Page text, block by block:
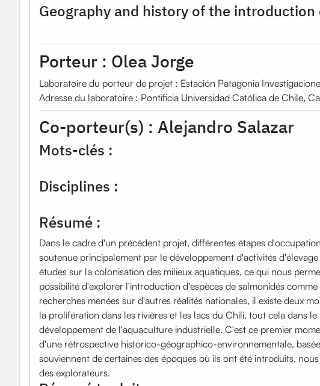
Geography and history of the
Porteur : Olea Jorge
Laboratoire du porteur de projet : Estación Patagonia
Adresse du laboratoire : Pontificia Universidad Católica de Chile,
Co-porteur(s) : Alejandro Salazar
Mots-clés :
Disciplines :
Résumé :
Dans le cadre d'un précédent projet, différentes étapes
soutenue principalement par le développement d'activités
études sur la colonisation des milieux aquatiques, ce qui nous
possibilité d'explorer l'introduction d'espèces de salmonidés
recherches menées sur d'autres réalités nationales, il existe deux
la prolifération dans les rivières et les lacs du Chili, tout cela dans
développement de l'aquaculture industrielle. C'est ce premier
d'une rétrospective historico-géographico-environnementale,
souviennent de certaines des époques où ils ont été introduits,
des explorateurs.